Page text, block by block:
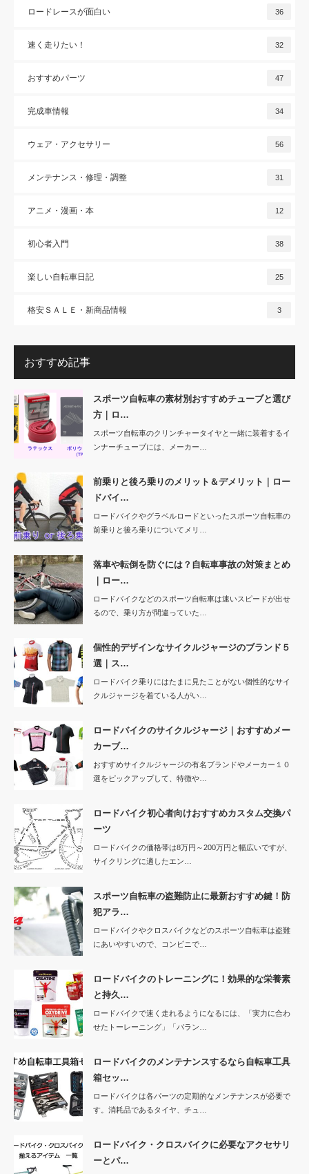
ロードレースが面白い 36
速く走りたい！ 32
おすすめパーツ 47
完成車情報 34
ウェア・アクセサリー 56
メンテナンス・修理・調整 31
アニメ・漫画・本 12
初心者入門 38
楽しい自転車日記 25
格安ＳＡＬＥ・新商品情報 3
おすすめ記事
スポーツ自転車の素材別おすすめチューブと選び
方｜ロ…
スポーツ自転車のクリンチャータイヤと一緒に装着するイ
ンナーチューブには、メーカー…
前乗りと後ろ乗りのメリット＆デメリット｜ロー
ドバイ…
ロードバイクやグラベルロードといったスポーツ自転車の
前乗りと後ろ乗りについてメリ…
落車や転倒を防ぐには？自転車事故の対策まとめ
｜ロー…
ロードバイクなどのスポーツ自転車は速いスピードが出せ
るので、乗り方が間違っていた…
個性的デザインなサイクルジャージのブランド５
選｜ス…
ロードバイク乗りにはたまに見たことがない個性的なサイ
クルジャージを着ている人がい…
ロードバイクのサイクルジャージ｜おすすめメー
カーブ…
おすすめサイクルジャージの有名ブランドやメーカー１０
選をピックアップして、特徴や…
ロードバイク初心者向けおすすめカスタム交換パ
ーツ
ロードバイクの価格帯は8万円～200万円と幅広いですが、
サイクリングに適したエン…
スポーツ自転車の盗難防止に最新おすすめ鍵！防
犯アラ…
ロードバイクやクロスバイクなどのスポーツ自転車は盗難
にあいやすいので、コンビニで…
ロードバイクのトレーニングに！効果的な栄養素
と持久…
ロードバイクで速く走れるようになるには、「実力に合わ
せたトーレーニング」「バラン…
ロードバイクのメンテナンスするなら自転車工具
箱セッ…
ロードバイクは各パーツの定期的なメンテナンスが必要で
す。消耗品であるタイヤ、チュ…
ロードバイク・クロスバイクに必要なアクセサリ
ーとパ…